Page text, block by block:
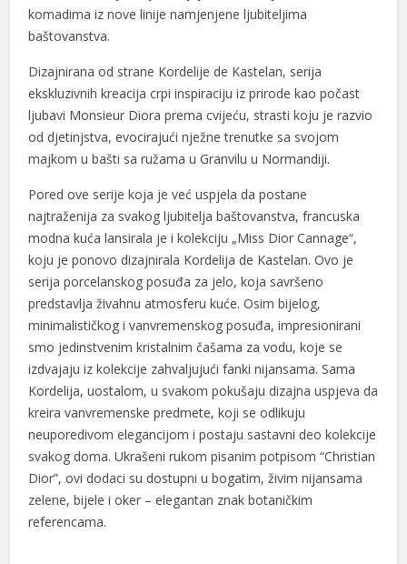
komadima iz nove linije namjenjene ljubiteljima
baštovanstva.
Dizajnirana od strane Kordelije de Kastelan, serija
ekskluzivnih kreacija crpi inspiraciju iz prirode kao počast
ljubavi Monsieur Diora prema cvijeću, strasti koju je razvio
od djetinjstva, evocirajući nježne trenutke sa svojom
majkom u bašti sa ružama u Granvilu u Normandiji.
Pored ove serije koja je već uspjela da postane
najtraženija za svakog ljubitelja baštovanstva, francuska
modna kuća lansirala je i kolekciju „Miss Dior Cannage“,
koju je ponovo dizajnirala Kordelija de Kastelan. Ovo je
serija porcelanskog posuđa za jelo, koja savršeno
predstavlja živahnu atmosferu kuće. Osim bijelog,
minimalističkog i vanvremenskog posuđa, impresionirani
smo jedinstvenim kristalnim čašama za vodu, koje se
izdvajaju iz kolekcije zahvaljujući fanki nijansama. Sama
Kordelija, uostalom, u svakom pokušaju dizajna uspjeva da
kreira vanvremenske predmete, koji se odlikuju
neuporedivom elegancijom i postaju sastavni deo kolekcije
svakog doma. Ukrašeni rukom pisanim potpisom “Christian
Dior”, ovi dodaci su dostupni u bogatim, živim nijansama
zelene, bijele i oker – elegantan znak botaničkim
referencama.